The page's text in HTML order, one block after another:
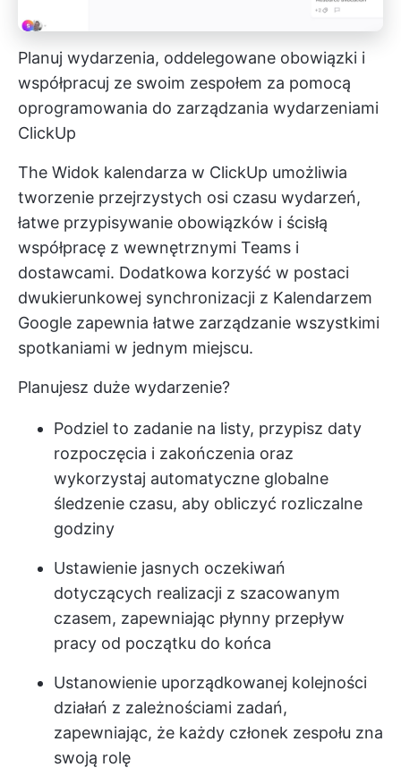
Planuj wydarzenia, oddelegowane obowiązki i
współpracuj ze swoim zespołem za pomocą
oprogramowania do zarządzania wydarzeniami
ClickUp
The Widok kalendarza w ClickUp umożliwia
tworzenie przejrzystych osi czasu wydarzeń,
łatwe przypisywanie obowiązków i ścisłą
współpracę z wewnętrznymi Teams i
dostawcami. Dodatkowa korzyść w postaci
dwukierunkowej synchronizacji z Kalendarzem
Google zapewnia łatwe zarządzanie wszystkimi
spotkaniami w jednym miejscu.
Planujesz duże wydarzenie?
Podziel to zadanie na listy, przypisz daty
rozpoczęcia i zakończenia oraz
wykorzystaj automatyczne globalne
śledzenie czasu, aby obliczyć rozliczalne
godziny
Ustawienie jasnych oczekiwań
dotyczących realizacji z szacowanym
czasem, zapewniając płynny przepływ
pracy od początku do końca
Ustanowienie uporządkowanej kolejności
działań z zależnościami zadań,
zapewniając, że każdy członek zespołu zna
swoją rolę